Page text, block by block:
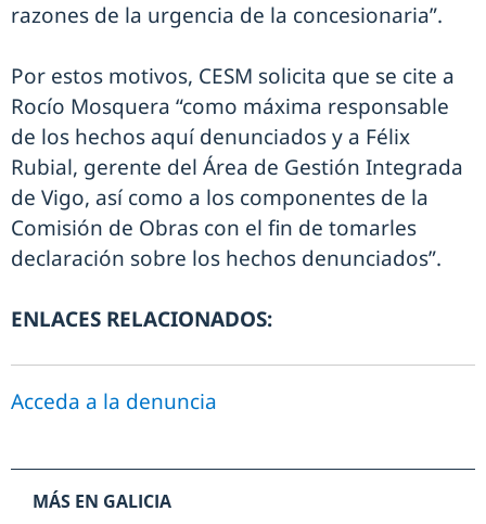
razones de la urgencia de la concesionaria”.
Por estos motivos, CESM solicita que se cite a
Rocío Mosquera “como máxima responsable
de los hechos aquí denunciados y a Félix
Rubial, gerente del Área de Gestión Integrada
de Vigo, así como a los componentes de la
Comisión de Obras con el fin de tomarles
declaración sobre los hechos denunciados”.
ENLACES RELACIONADOS:
Acceda a la denuncia
MÁS EN GALICIA